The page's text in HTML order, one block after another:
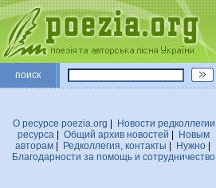
поиск
О ресурсе poezia.org
Новости редколлегии
ресурса
Общий архив новостей
Новым
авторам| Редколлегия, контакты Нужно|
Благодарности за помощь и сотрудничество